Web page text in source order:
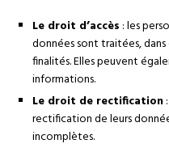
Le droit d’accès : les
données sont traitées,
finalités. Elles peuvent
informations.
Le droit de rectification
rectification de leurs
incomplètes.